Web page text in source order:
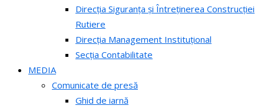
Direcția Siguranța și Întreținerea Construcției
Rutiere
Direcția Management Instituțional
Secția Contabilitate
MEDIA
Comunicate de presă
Ghid de iarnă